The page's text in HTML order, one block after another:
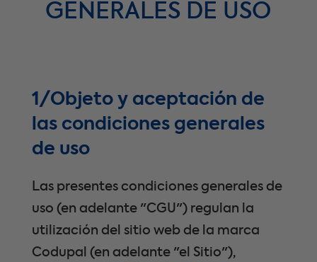
GENERALES DE USO
1/Objeto y aceptación de
las condiciones generales
de uso
Las presentes condiciones generales de
uso (en adelante "CGU") regulan la
utilización del sitio web de la marca
Codupal (en adelante "el Sitio"),